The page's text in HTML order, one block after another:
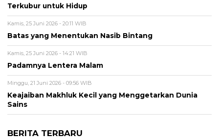
Terkubur untuk Hidup
Kamis, 25 Juni 2026 - 20:11 WIB
Batas yang Menentukan Nasib Bintang
Kamis, 25 Juni 2026 - 14:21 WIB
Padamnya Lentera Malam
Minggu, 21 Juni 2026 - 09:56 WIB
Keajaiban Makhluk Kecil yang Menggetarkan Dunia
Sains
BERITA TERBARU